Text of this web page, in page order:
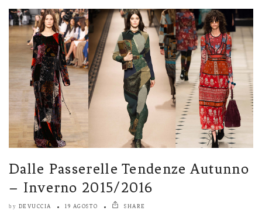
Dalle Passerelle Tendenze Autunno
– Inverno 2015/2016
by DEVUCCIA 19 AGOSTO SHARE